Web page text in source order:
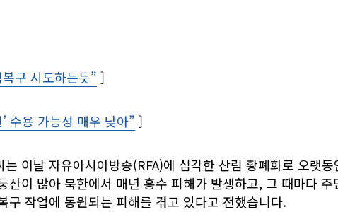
구 시도하는듯” Opens in new window
]
수용 가능성 매우 낮아” Opens in new window
]
이날 자유아시아방송(RFA)에 심각한 산림 황폐화로 오랫동
산이 많아 북한에서 매년 홍수 피해가 발생하고, 그 때마다 주
구 작업에 동원되는 피해를 겪고 있다고 전했습니다.